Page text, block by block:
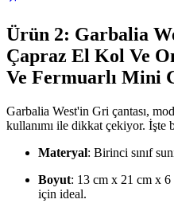
Ürün 2: Garbalia
Çapraz El Kol Ve
Ve Fermuarlı Mini
Garbalia West'in Gri çantası,
kullanımı ile dikkat çekiyor. İşte
Materyal: Birinci sınıf
Boyut: 13 cm x 21 cm x
için ideal.